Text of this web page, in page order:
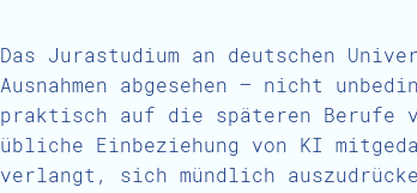
Das Jurastudium an deutschen
Ausnahmen abgesehen – nicht
praktisch auf die späteren Berufe
übliche Einbeziehung von KI
verlangt, sich mündlich